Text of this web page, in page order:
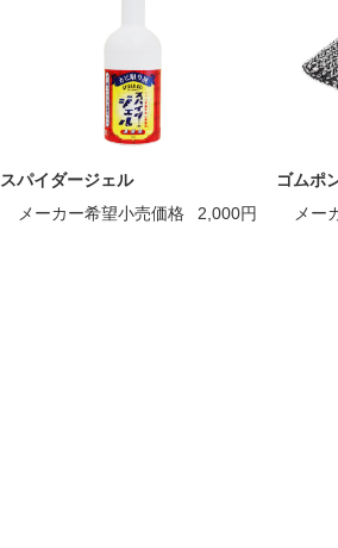
スパイダージェル
メーカー希望小売価格
2,000円
ゴムポ
メー